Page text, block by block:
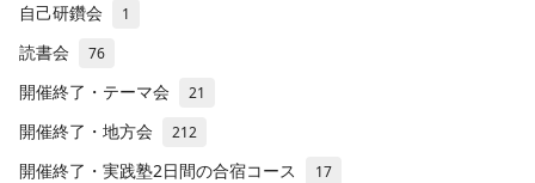
自己研鑽会 1
読書会 76
開催終了・テーマ会 21
開催終了・地方会 212
開催終了・実践塾2日間の合宿コース 17